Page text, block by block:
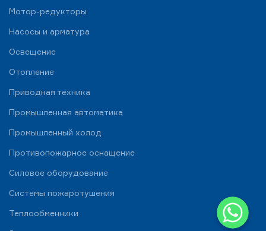
Мотор-редукторы
Насосы и арматура
Освещение
Отопление
Приводная техника
Промышленная автоматика
Промышленный холод
Противопожарное оснащение
Силовое оборудование
Системы пожаротушения
Теплообменники
WhatsApp